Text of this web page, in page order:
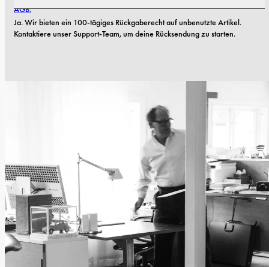
AGB.
Ja. Wir bieten ein 100-tägiges Rückgaberecht auf unbenutzte Artikel.
Kontaktiere unser Support-Team, um deine Rücksendung zu starten.